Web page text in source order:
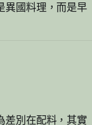
異國料理，而是早
差別在配料，其實